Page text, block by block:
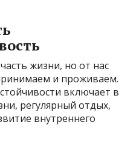
жизни, но от нас
и проживаем.
включает в
регулярный отдых,
внутреннего